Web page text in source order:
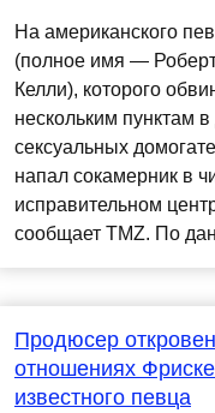
На американского
(полное имя —
Келли), которого
нескольким пунктам
сексуальных
напал сокамерник в
исправительном
сообщает TMZ. По
Продюсер
отношениях
известного певца